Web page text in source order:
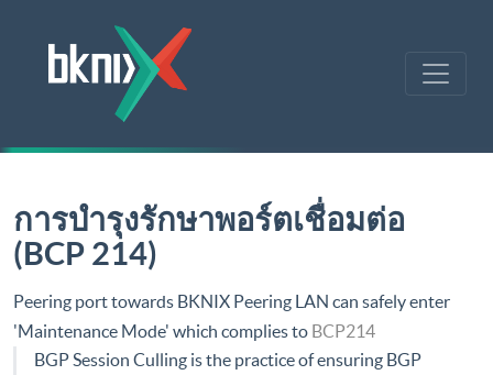
การบำรุงรักษาพอร์ตเชื่อมต่อ
(BCP 214)
Peering port towards BKNIX Peering LAN can safely enter
'Maintenance Mode' which complies to BCP214
BGP Session Culling is the practice of ensuring BGP